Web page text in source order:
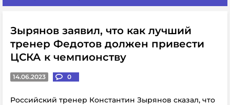
Зырянов заявил, что как лучший
тренер Федотов должен привести
ЦСКА к чемпионству
14.06.2023 0
Российский тренер Константин Зырянов сказал, что